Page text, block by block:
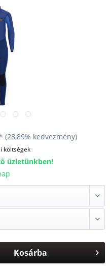
(28,89% kedvezmény)
költségek
üzletünkben!
Kosárba